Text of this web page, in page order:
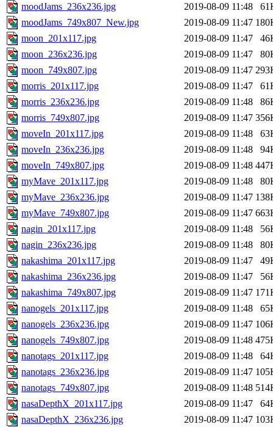
moodJams_236x236.jpg
2019-08-09 11:48
moodJams_749x807_New.jpg
2019-08-09 11:47
moon_201x117.jpg
2019-08-09 11:47
moon_236x236.jpg
2019-08-09 11:47
moon_749x807.jpg
2019-08-09 11:47
morris_201x117.jpg
2019-08-09 11:47
morris_236x236.jpg
2019-08-09 11:48
morris_749x807.jpg
2019-08-09 11:47
moveIn_201x117.jpg
2019-08-09 11:48
moveIn_236x236.jpg
2019-08-09 11:48
moveIn_749x807.jpg
2019-08-09 11:48
myMave_201x117.jpg
2019-08-09 11:48
myMave_236x236.jpg
2019-08-09 11:47
myMave_749x807.jpg
2019-08-09 11:47
nagin_201x117.jpg
2019-08-09 11:48
nagin_236x236.jpg
2019-08-09 11:48
nakashima_201x117.jpg
2019-08-09 11:47
nakashima_236x236.jpg
2019-08-09 11:47
nakashima_749x807.jpg
2019-08-09 11:47
nanogels_201x117.jpg
2019-08-09 11:48
nanogels_236x236.jpg
2019-08-09 11:47
nanogels_749x807.jpg
2019-08-09 11:48
nanotags_201x117.jpg
2019-08-09 11:48
nanotags_236x236.jpg
2019-08-09 11:47
nanotags_749x807.jpg
2019-08-09 11:48
nasaDepthX_201x117.jpg
2019-08-09 11:47
nasaDepthX_236x236.jpg
2019-08-09 11:47